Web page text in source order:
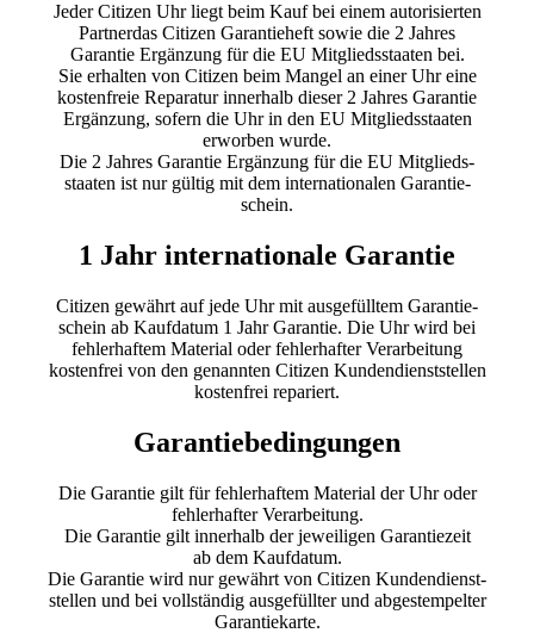
Jeder Citizen Uhr liegt beim Kauf bei einem autorisierten
Partnerdas Citizen Garantieheft sowie die 2 Jahres
Garantie Ergänzung für die EU Mitgliedsstaaten bei.
Sie erhalten von Citizen beim Mangel an einer Uhr eine
kostenfreie Reparatur innerhalb dieser 2 Jahres Garantie
Ergänzung, sofern die Uhr in den EU Mitgliedsstaaten
erworben wurde.
Die 2 Jahres Garantie Ergänzung für die EU Mitglieds-
staaten ist nur gültig mit dem internationalen Garantie-
schein.
1 Jahr internationale Garantie
Citizen gewährt auf jede Uhr mit ausgefülltem Garantie-
schein ab Kaufdatum 1 Jahr Garantie. Die Uhr wird bei
fehlerhaftem Material oder fehlerhafter Verarbeitung
kostenfrei von den genannten Citizen Kundendienststellen
kostenfrei repariert.
Garantiebedingungen
Die Garantie gilt für fehlerhaftem Material der Uhr oder
fehlerhafter Verarbeitung.
Die Garantie gilt innerhalb der jeweiligen Garantiezeit
ab dem Kaufdatum.
Die Garantie wird nur gewährt von Citizen Kundendienst-
stellen und bei vollständig ausgefüllter und abgestempelter
Garantiekarte.